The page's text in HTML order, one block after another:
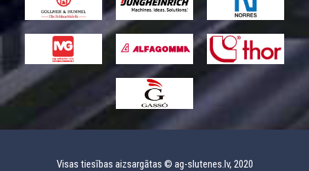
Visas tiesības aizsargātas © ag-slutenes.lv, 2020